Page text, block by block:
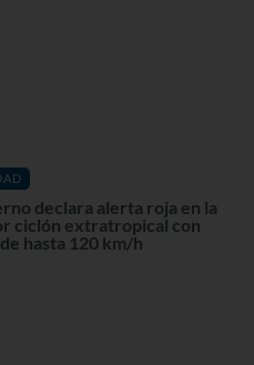
declara alerta roja en la
ciclón extratropical con
hasta 120 km/h